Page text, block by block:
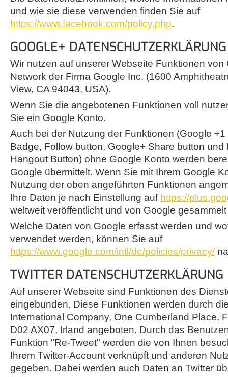
und wie sie diese verwenden finden Sie auf
https://www.facebook.com/policy.php.
GOOGLE+
Wir nutzen auf unserer Webseite Funktionen von
Network der Firma Google Inc. (1600
View, CA 94043, USA).
Wenn Sie die angebotenen Funktionen voll
Sie ein Google Konto.
Auch bei der Nutzung der Funktionen (Google
Badge, Follow button, Google+ Share button und
Hangout Button) ohne Google Konto werden
Google übermittelt. Wenn Sie mit Ihrem Google
Nutzung der oben angeführten Funktionen
Ihre Daten je nach Einstellung auf https://
weltweit veröffentlicht und von Google
Welche Daten von Google erfasst werden und
verwendet werden, können Sie auf
https://www.google.com/intl/de/policies/privacy/
TWITTER DATENSCHUTZERKLÄRUNG
Auf unserer Webseite sind Funktionen des
eingebunden. Diese Funktionen werden durch
International Company, One Cumberland Place,
D02 AX07, Irland angeboten. Durch das
Funktion "Re-Tweet" werden die von Ihnen
Ihrem Twitter-Account verknüpft und anderen
gegeben. Dabei werden auch Daten an Twitter